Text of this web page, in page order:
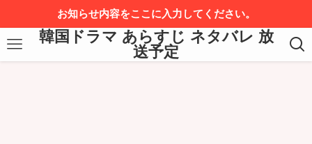
お知らせ内容をここに入力してください。
韓国ドラマ あらすじ ネタバレ 放
送予定